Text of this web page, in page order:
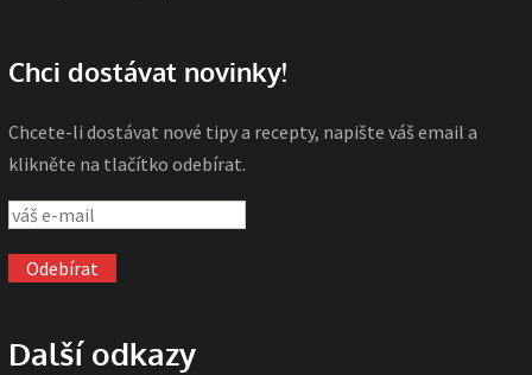
Chci dostávat novinky!
Chcete-li dostávat nové tipy a recepty, napište váš email a
klikněte na tlačítko odebírat.
Další odkazy